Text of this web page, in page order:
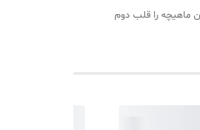
ماهیچه را قلب دوم